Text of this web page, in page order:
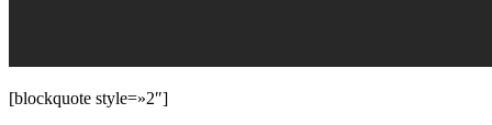
[blockquote style=»2″]